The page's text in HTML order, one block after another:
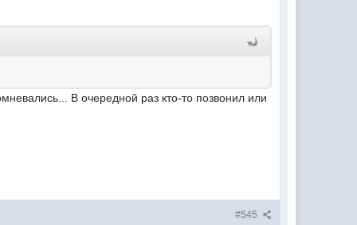
В очередной раз кто-то позвонил или
#545